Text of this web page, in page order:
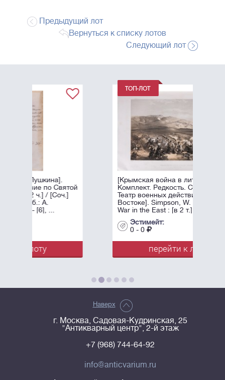
Предыдущий лот
Вернуться к списку лотов
Следующий лот
[Крымская война в литографиях.
Комплект. Редкость. Симпсон, У.
Театр военных действий на
Востоке]. Simpson, W. The Seat of
War in the East : [в 2 т.]. - Лондон: ...
Наверх
г. Москва, Садовая-Кудринская, 25
"Антикварный центр", 2-й этаж
+7 (968) 744-64-92
info@anticvarium.ru